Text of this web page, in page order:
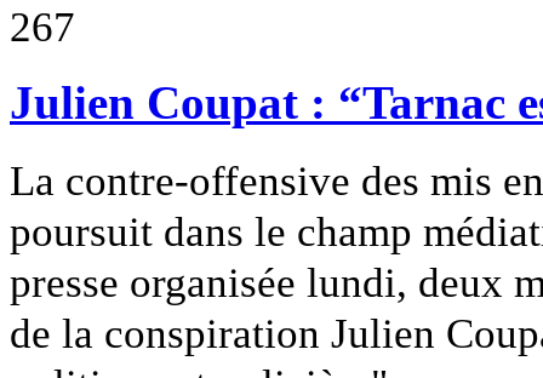
267
Julien Coupat : “Tarnac
La contre-offensive des mis
poursuit dans le champ
presse organisée lundi, deux
de la conspiration Julien